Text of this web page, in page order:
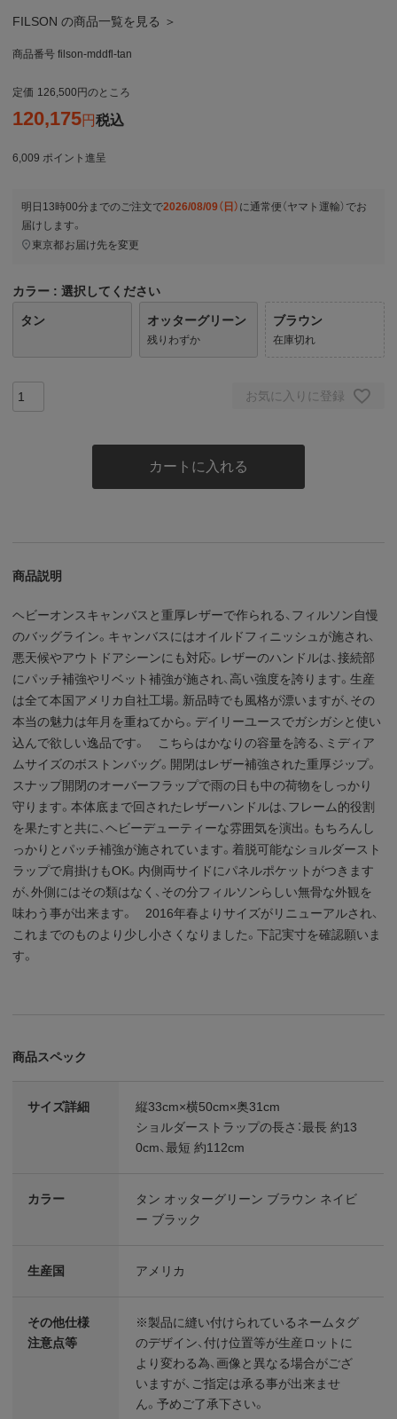
FILSON の商品一覧を見る ＞
商品番号 filson-mddfl-tan
定価 126,500 のところ
120,175 税込
6,009 ポイント進呈
明日 13時00分 までのご注文で2026/08/09（日） に通常便（ヤマト運輸） でお
届けします。
東京都お届け先を変更
カラー 選択してください
タン オッターグリーン
残りわずか
ブラウン
在庫切れ
お気に入りに登録
カートに入れる
商品説明
ヘビーオンスキャンバスと重厚レザーで作られる、フィルソン自慢
のバッグライン。キャンバスにはオイルドフィニッシュが施され、
悪天候やアウトドアシーンにも対応。レザーのハンドルは、接続部
にパッチ補強やリベット補強が施され、高い強度を誇ります。生産
は全て本国アメリカ自社工場。新品時でも風格が漂いますが、その
本当の魅力は年月を重ねてから。デイリーユースでガシガシと使い
込んで欲しい逸品です。 こちらはかなりの容量を誇る、ミディア
ムサイズのボストンバッグ。開閉はレザー補強された重厚ジップ。
スナップ開閉のオーバーフラップで雨の日も中の荷物をしっかり
守ります。本体底まで回されたレザーハンドルは、フレーム的役割
を果たすと共に、ヘビーデューティーな雰囲気を演出。もちろんし
っかりとパッチ補強が施されています。着脱可能なショルダースト
ラップで肩掛けもOK。内側両サイドにパネルポケットがつきます
が、外側にはその類はなく、その分フィルソンらしい無骨な外観を
味わう事が出来ます。 2016年春よりサイズがリニューアルされ、
これまでのものより少し小さくなりました。下記実寸を確認願いま
す。
商品スペック
サイズ詳細
縦33cm×横50cm×奥31cm
ショルダーストラップの長さ：最長 約13
0cm、最短 約112cm
カラー
タン オッターグリーン ブラウン ネイビ
ー ブラック
生産国 アメリカ
その他仕様
注意点等
※製品に縫い付けられているネームタグ
のデザイン、付け位置等が生産ロットに
より変わる為、画像と異なる場合がござ
いますが、ご指定は承る事が出来ませ
ん。予めご了承下さい。